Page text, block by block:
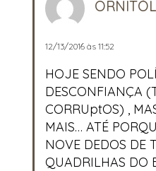
12/13/2016 às 11:52
HOJE SENDO
DESCONFIANÇA
CORRUptOS) ,
MAIS… ATÉ
NOVE DEDOS DE
QUADRILHAS DO